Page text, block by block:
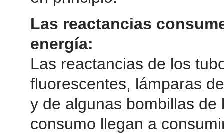
Las reactancias
energía:
Las reactancias de los
fluorescentes, lámparas
y de algunas bombillas de
consumo llegan a